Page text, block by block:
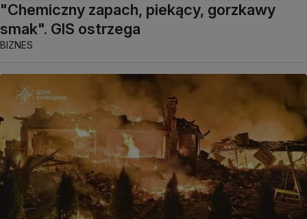
"Chemiczny zapach, piekący, gorzkawy
smak". GIS ostrzega
BIZNES